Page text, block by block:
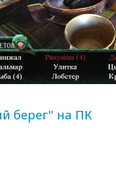
берег" на ПК